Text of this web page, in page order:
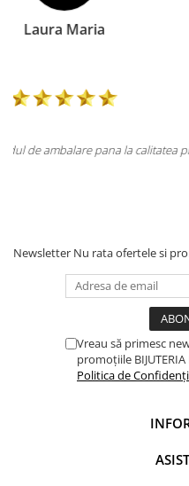
Totul la superlativ!
Newsletter Nu rata ofertele si
Vreau să primesc
promoțiile
Politica de